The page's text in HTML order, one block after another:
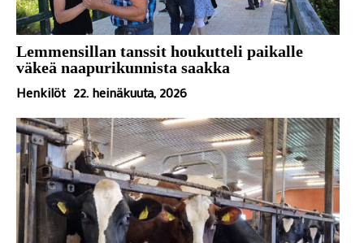
Lemmensillan tanssit houkutteli paikalle
väkeä naapurikunnista saakka
Henkilöt 22. heinäkuuta, 2026